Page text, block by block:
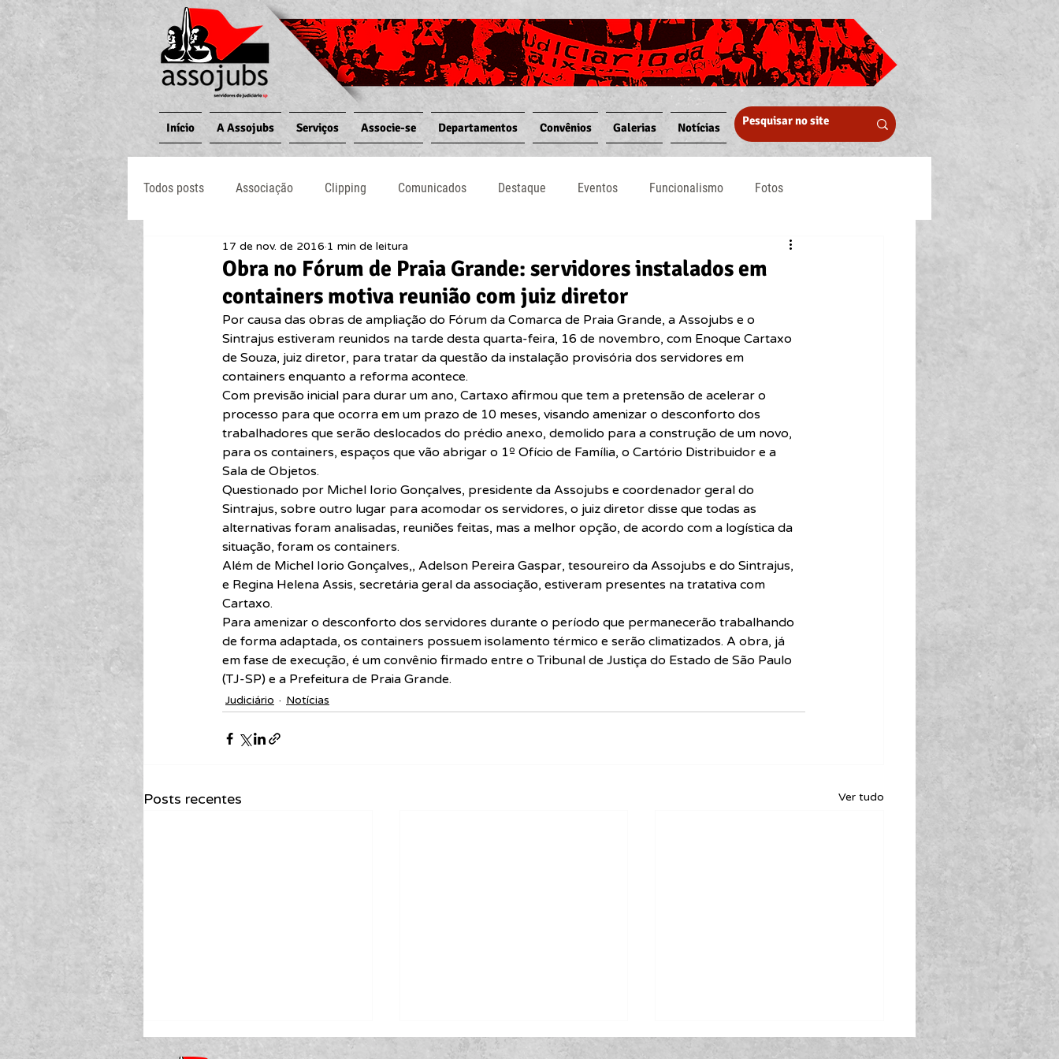
Início A Assojubs Serviços Associe-se Departamentos Convênios Galerias Notícias
Todos posts Associação Clipping Comunicados Destaque Eventos Funcionalismo Fotos
Jornal O Processo Judiciário Notícias
Obra no Fórum de Praia Grande: servidores instalados em
containers motiva reunião com juiz diretor
17 de nov. de 2016 1 min de leitura
Por causa das obras de ampliação do Fórum da Comarca de Praia Grande, a Assojubs e o
Sintrajus estiveram reunidos na tarde desta quarta-feira, 16 de novembro, com Enoque Cartaxo
de Souza, juiz diretor, para tratar da questão da instalação provisória dos servidores em
containers enquanto a reforma acontece.
Com previsão inicial para durar um ano, Cartaxo afirmou que tem a pretensão de acelerar o
processo para que ocorra em um prazo de 10 meses, visando amenizar o desconforto dos
trabalhadores que serão deslocados do prédio anexo, demolido para a construção de um novo,
para os containers, espaços que vão abrigar o 1º Ofício de Família, o Cartório Distribuidor e a
Sala de Objetos.
Questionado por Michel Iorio Gonçalves, presidente da Assojubs e coordenador geral do
Sintrajus, sobre outro lugar para acomodar os servidores, o juiz diretor disse que todas as
alternativas foram analisadas, reuniões feitas, mas a melhor opção, de acordo com a logística da
situação, foram os containers.
Além de Michel Iorio Gonçalves,, Adelson Pereira Gaspar, tesoureiro da Assojubs e do Sintrajus,
e Regina Helena Assis, secretária geral da associação, estiveram presentes na tratativa com
Cartaxo.
Para amenizar o desconforto dos servidores durante o período que permanecerão trabalhando
de forma adaptada, os containers possuem isolamento térmico e serão climatizados. A obra, já
em fase de execução, é um convênio firmado entre o Tribunal de Justiça do Estado de São Paulo
(TJ-SP) e a Prefeitura de Praia Grande.
Judiciário Notícias
Posts recentes Ver tudo